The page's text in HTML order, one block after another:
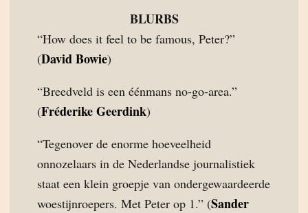
BLURBS
“How does it feel to be famous, Peter?”
(David Bowie)
“Breedveld is een éénmans no-go-area.”
(Fréderike Geerdink)
“Tegenover de enorme hoeveelheid
onnozelaars in de Nederlandse journalistiek
staat een klein groepje van ondergewaardeerde
woestijnroepers. Met Peter op 1.” (Sander